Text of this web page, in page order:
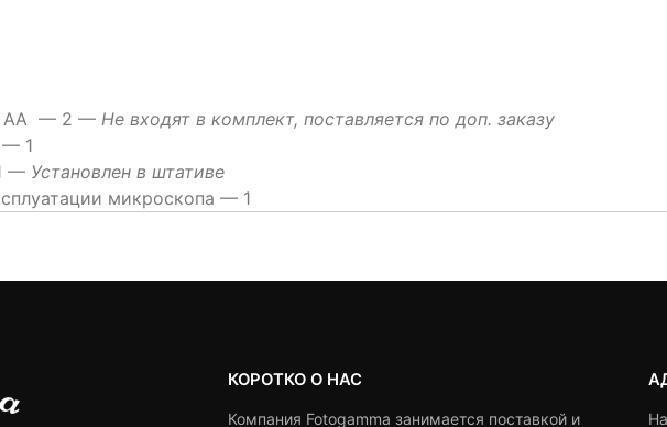
АА — 2 — Не входят в комплект, поставляется по доп. заказу
— 1
— Установлен в штативе
микроскопа — 1
КОРОТКО О НАС
Компания Fotogamma занимается поставкой и